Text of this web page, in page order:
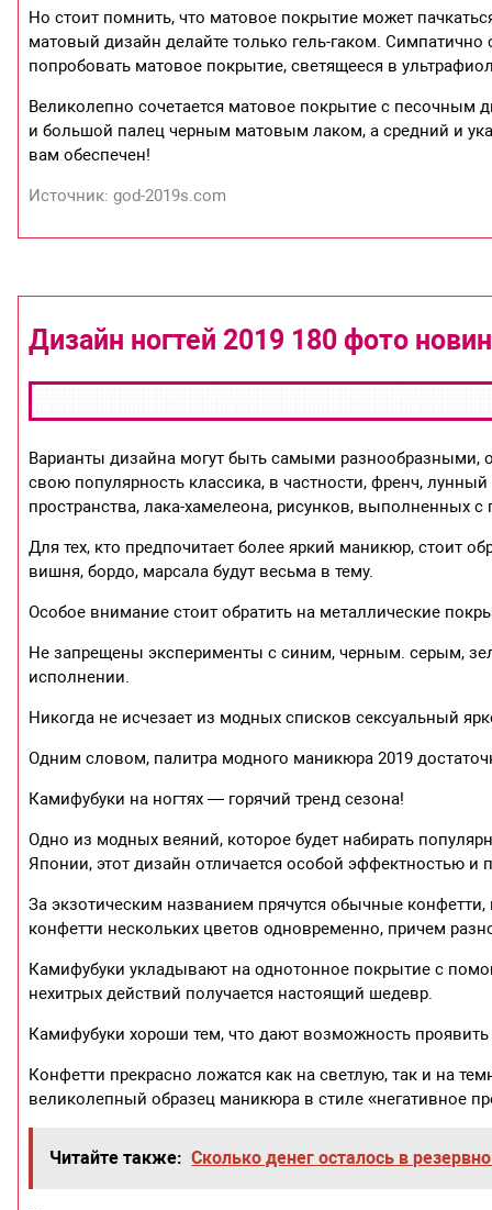
Но стоит помнить, что матовое покрытие может
матовый дизайн делайте только гель-гаком.
попробовать матовое покрытие, светящееся в
Великолепно сочетается матовое покрытие с
и большой палец черным матовым лаком, а средний и
вам обеспечен!
Источник: god-2019s.com
Дизайн ногтей 2019 180 фото
Варианты дизайна могут быть самыми разнообразными,
свою популярность классика, в частности, френч,
пространства, лака-хамелеона, рисунков, выполненных
Для тех, кто предпочитает более яркий маникюр, стоит
вишня, бордо, марсала будут весьма в тему.
Особое внимание стоит обратить на металлические
Не запрещены эксперименты с синим, черным. серым,
исполнении.
Никогда не исчезает из модных списков сексуальный
Одним словом, палитра модного маникюра 2019
Камифубуки на ногтях — горячий тренд сезона!
Одно из модных веяний, которое будет набирать
Японии, этот дизайн отличается особой эффектностью и
За экзотическим названием прячутся обычные
конфетти нескольких цветов одновременно, причем
Камифубуки укладывают на однотонное покрытие с
нехитрых действий получается настоящий шедевр.
Камифубуки хороши тем, что дают возможность
Конфетти прекрасно ложатся как на светлую, так и на
великолепный образец маникюра в стиле «негативное
Читайте также: Сколько денег осталось в